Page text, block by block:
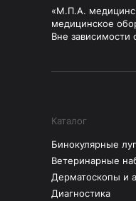
«М.П.А.
медицинское
Вне зависимости
Каталог
Бинокулярные
Ветеринарные
Дерматоскопы и
Диагностика